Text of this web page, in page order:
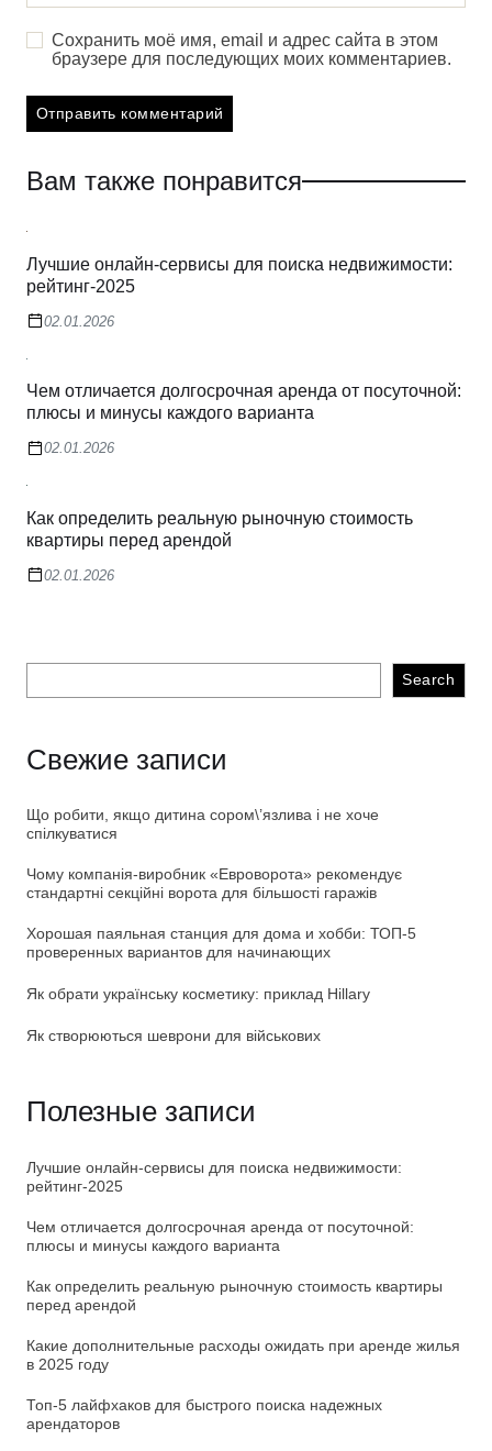
Сохранить моё имя, email и адрес сайта в этом
браузере для последующих моих комментариев.
Вам также понравится
Лучшие онлайн-сервисы для поиска недвижимости:
рейтинг-2025
02.01.2026
Чем отличается долгосрочная аренда от посуточной:
плюсы и минусы каждого варианта
02.01.2026
Как определить реальную рыночную стоимость
квартиры перед арендой
02.01.2026
Search
Свежие записи
Що робити, якщо дитина сором\’язлива і не хоче
спілкуватися
Чому компанія-виробник «Евроворота» рекомендує
стандартні секційні ворота для більшості гаражів
Хорошая паяльная станция для дома и хобби: ТОП-5
проверенных вариантов для начинающих
Як обрати українську косметику: приклад Hillary
Як створюються шеврони для військових
Полезные записи
Лучшие онлайн-сервисы для поиска недвижимости:
рейтинг-2025
Чем отличается долгосрочная аренда от посуточной:
плюсы и минусы каждого варианта
Как определить реальную рыночную стоимость квартиры
перед арендой
Какие дополнительные расходы ожидать при аренде жилья
в 2025 году
Топ-5 лайфхаков для быстрого поиска надежных
арендаторов